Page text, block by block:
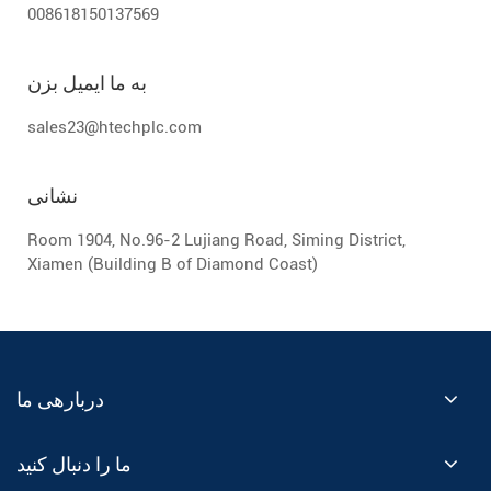
008618150137569
به ما ایمیل بزن
sales23@htechplc.com
نشانی
Room 1904, No.96-2 Lujiang Road, Siming District,
Xiamen (Building B of Diamond Coast)
دربارهی ما
ما را دنبال کنید